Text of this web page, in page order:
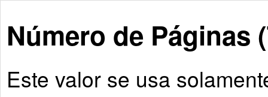
Número de Páginas
Este valor se usa